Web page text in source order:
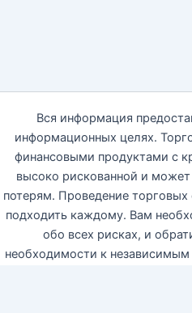
Вся информация
информационных целях.
финансовыми продуктами с
высоко рискованной и
потерям. Проведение
подходить каждому. Вам
обо всех рисках, и
необходимости к